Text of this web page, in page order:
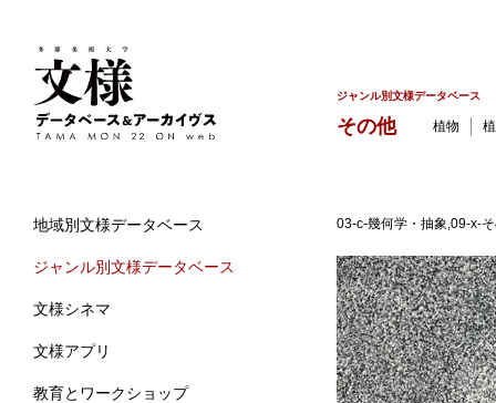
地域別文様データベース
ジャンル別文様データベース
文様シネマ
文様アプリ
教育とワークショップ
ジャンル別文様データベース
その他 植物
03-c-幾何学・抽象,09-x-